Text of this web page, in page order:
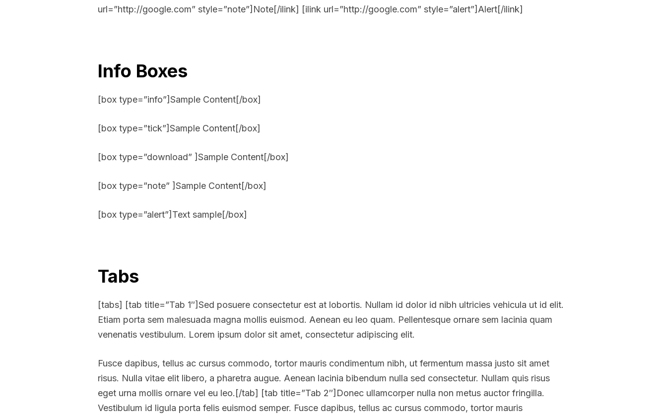
url=”http://google.com” style=”note”]Note[/ilink] [ilink url=”http://google.com” style=”alert”]Alert[/ilink]
Info Boxes
[box type=”info”]Sample Content[/box]
[box type=”tick”]Sample Content[/box]
[box type=”download” ]Sample Content[/box]
[box type=”note” ]Sample Content[/box]
[box type=”alert”]Text sample[/box]
Tabs
[tabs] [tab title=”Tab 1″]Sed posuere consectetur est at lobortis. Nullam id dolor id nibh ultricies vehicula ut id elit.
Etiam porta sem malesuada magna mollis euismod. Aenean eu leo quam. Pellentesque ornare sem lacinia quam
venenatis vestibulum. Lorem ipsum dolor sit amet, consectetur adipiscing elit.
Fusce dapibus, tellus ac cursus commodo, tortor mauris condimentum nibh, ut fermentum massa justo sit amet
risus. Nulla vitae elit libero, a pharetra augue. Aenean lacinia bibendum nulla sed consectetur. Nullam quis risus
eget urna mollis ornare vel eu leo.[/tab] [tab title=”Tab 2″]Donec ullamcorper nulla non metus auctor fringilla.
Vestibulum id ligula porta felis euismod semper. Fusce dapibus, tellus ac cursus commodo, tortor mauris